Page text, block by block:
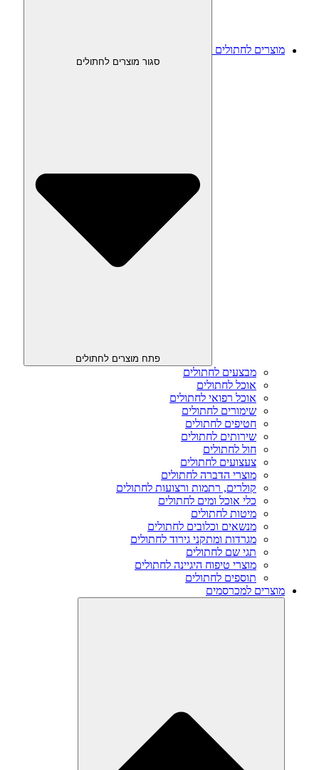
מוצרים לחתולים
סגור מוצרים לחתולים
פתח מוצרים לחתולים
מבצעים לחתולים
אוכל לחתולים
אוכל רפואי לחתולים
שימורים לחתולים
חטיפים לחתולים
שירותים לחתולים
חול לחתולים
צעצועים לחתולים
מוצרי הדברה לחתולים
קולרים, רתמות ורצועות לחתולים
כלי אוכל ומים לחתולים
מיטות לחתולים
מנשאים וכלובים לחתולים
מגרדות ומתקני גירוד לחתולים
תגי שם לחתולים
מוצרי טיפוח היגיינה לחתולים
תוספים לחתולים
מוצרים למכרסמים